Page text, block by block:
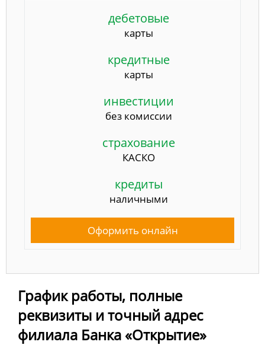
дебетовые
карты
кредитные
карты
инвестиции
без комиссии
страхование
КАСКО
кредиты
наличными
Оформить онлайн
График работы, полные
реквизиты и точный адрес
филиала Банка «Открытие»